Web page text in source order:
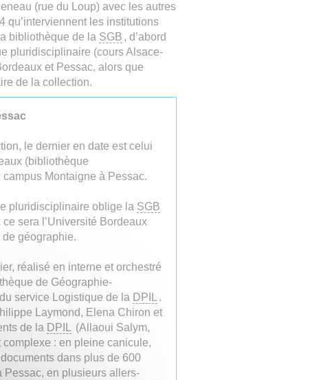
(rue du Loup) avec les autres
qu’interviennent les institutions
bibliothèque de la SGB , d’abord
pluridisciplinaire (cours Alsace-
et Pessac, alors que
de la collection.
le dernier en date est celui
(bibliothèque
Montaigne à Pessac.
pluridisciplinaire oblige la SGB
sera l’Université Bordeaux
géographie.
réalisé en interne et orchestré
de Géographie-
service Logistique de la DPIL
.
Laymond, Elena Chiron et
de la DPIL
(Allaoui Salym,
: en pleine canicule,
dans plus de 600
Pessac, en plusieurs allers-